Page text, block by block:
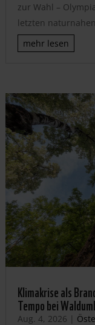
zur Wahl –
letzten
mehr lesen
Klimakrise als
Tempo bei
Aug. 4, 2026 |